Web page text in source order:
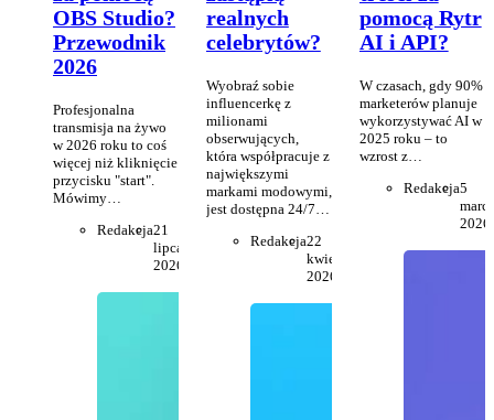
OBS Studio?
Przewodnik
2026
Profesjonalna
transmisja na żywo
w 2026 roku to coś
więcej niż kliknięcie
przycisku "start".
Mówimy…
Redakcja21
lipca
2026
realnych
celebrytów?
Wyobraź sobie
influencerkę z
milionami
obserwujących,
która współpracuje z
największymi
markami modowymi,
jest dostępna 24/7…
Redakcja22
kwietnia
2026
pomocą Rytr
AI i API?
W czasach, gdy 90%
marketerów planuje
wykorzystywać AI w
2025 roku – to
wzrost z…
Redakcja5
marca
2026